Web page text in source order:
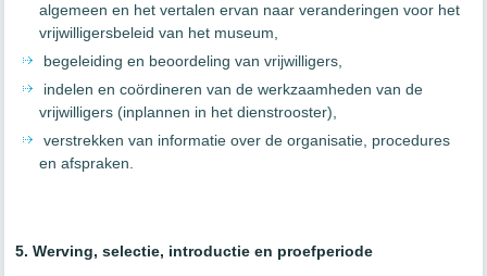
algemeen en het vertalen ervan naar veranderingen voor het
vrijwilligersbeleid van het museum,
begeleiding en beoordeling van vrijwilligers,
indelen en coördineren van de werkzaamheden van de
vrijwilligers (inplannen in het dienstrooster),
verstrekken van informatie over de organisatie, procedures
en afspraken.
5. Werving, selectie, introductie en proefperiode